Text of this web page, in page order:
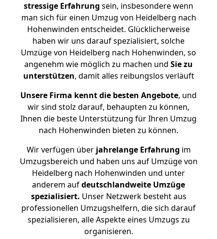
stressige Erfahrung sein, insbesondere wenn
man sich für einen Umzug von Heidelberg nach
Hohenwinden entscheidet. Glücklicherweise
haben wir uns darauf spezialisiert, solche
Umzüge von Heidelberg nach Hohenwinden, so
angenehm wie möglich zu machen und Sie zu
unterstützen, damit alles reibungslos verläuft
Unsere Firma kennt die besten Angebote, und
wir sind stolz darauf, behaupten zu können,
Ihnen die beste Unterstützung für Ihren Umzug
nach Hohenwinden bieten zu können.
Wir verfügen überjahrelange Erfahrung im
Umzugsbereich und haben uns auf Umzüge von
Heidelberg nach Hohenwinden und unter
anderem aufdeutschlandweite Umzüge
spezialisiert. Unser Netzwerk besteht aus
professionellen Umzugshelfern, die sich darauf
spezialisieren, alle Aspekte eines Umzugs zu
organisieren.